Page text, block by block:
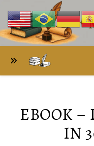
EBOOK –
IN